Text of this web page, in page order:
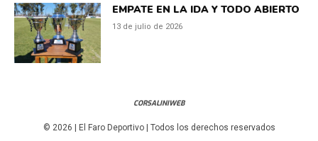
EMPATE EN LA IDA Y TODO ABIERTO
13 de julio de 2026
CORSALINIWEB
© 2026 | El Faro Deportivo | Todos los derechos reservados